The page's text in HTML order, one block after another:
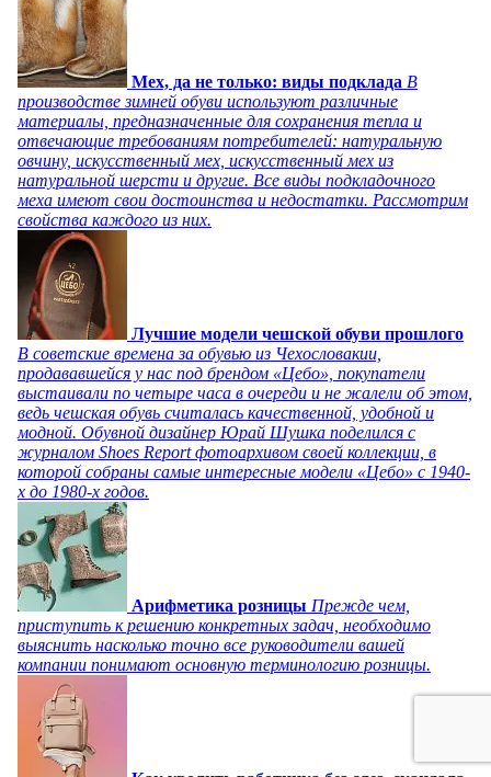
Мех, да не только: виды подклада В
производстве зимней обуви используют различные
материалы, предназначенные для сохранения тепла и
отвечающие требованиям потребителей: натуральную
овчину, искусственный мех, искусственный мех из
натуральной шерсти и другие. Все виды подкладочного
меха имеют свои достоинства и недостатки. Рассмотрим
свойства каждого из них.
Лучшие модели чешской обуви прошлого
В советские времена за обувью из Чехословакии,
продававшейся у нас под брендом «Цебо», покупатели
выстаивали по четыре часа в очереди и не жалели об этом,
ведь чешская обувь считалась качественной, удобной и
модной. Обувной дизайнер Юрай Шушка поделился с
журналом Shoes Report фотоархивом своей коллекции, в
которой собраны самые интересные модели «Цебо» с 1940-
х до 1980-х годов.
Арифметика розницы Прежде чем,
приступить к решению конкретных задач, необходимо
выяснить насколько точно все руководители вашей
компании понимают основную терминологию розницы.